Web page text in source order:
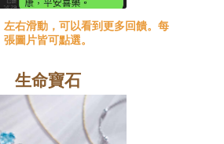
右滑動，可以看到更多回饋。每
張圖片皆可點選。
生命寶石